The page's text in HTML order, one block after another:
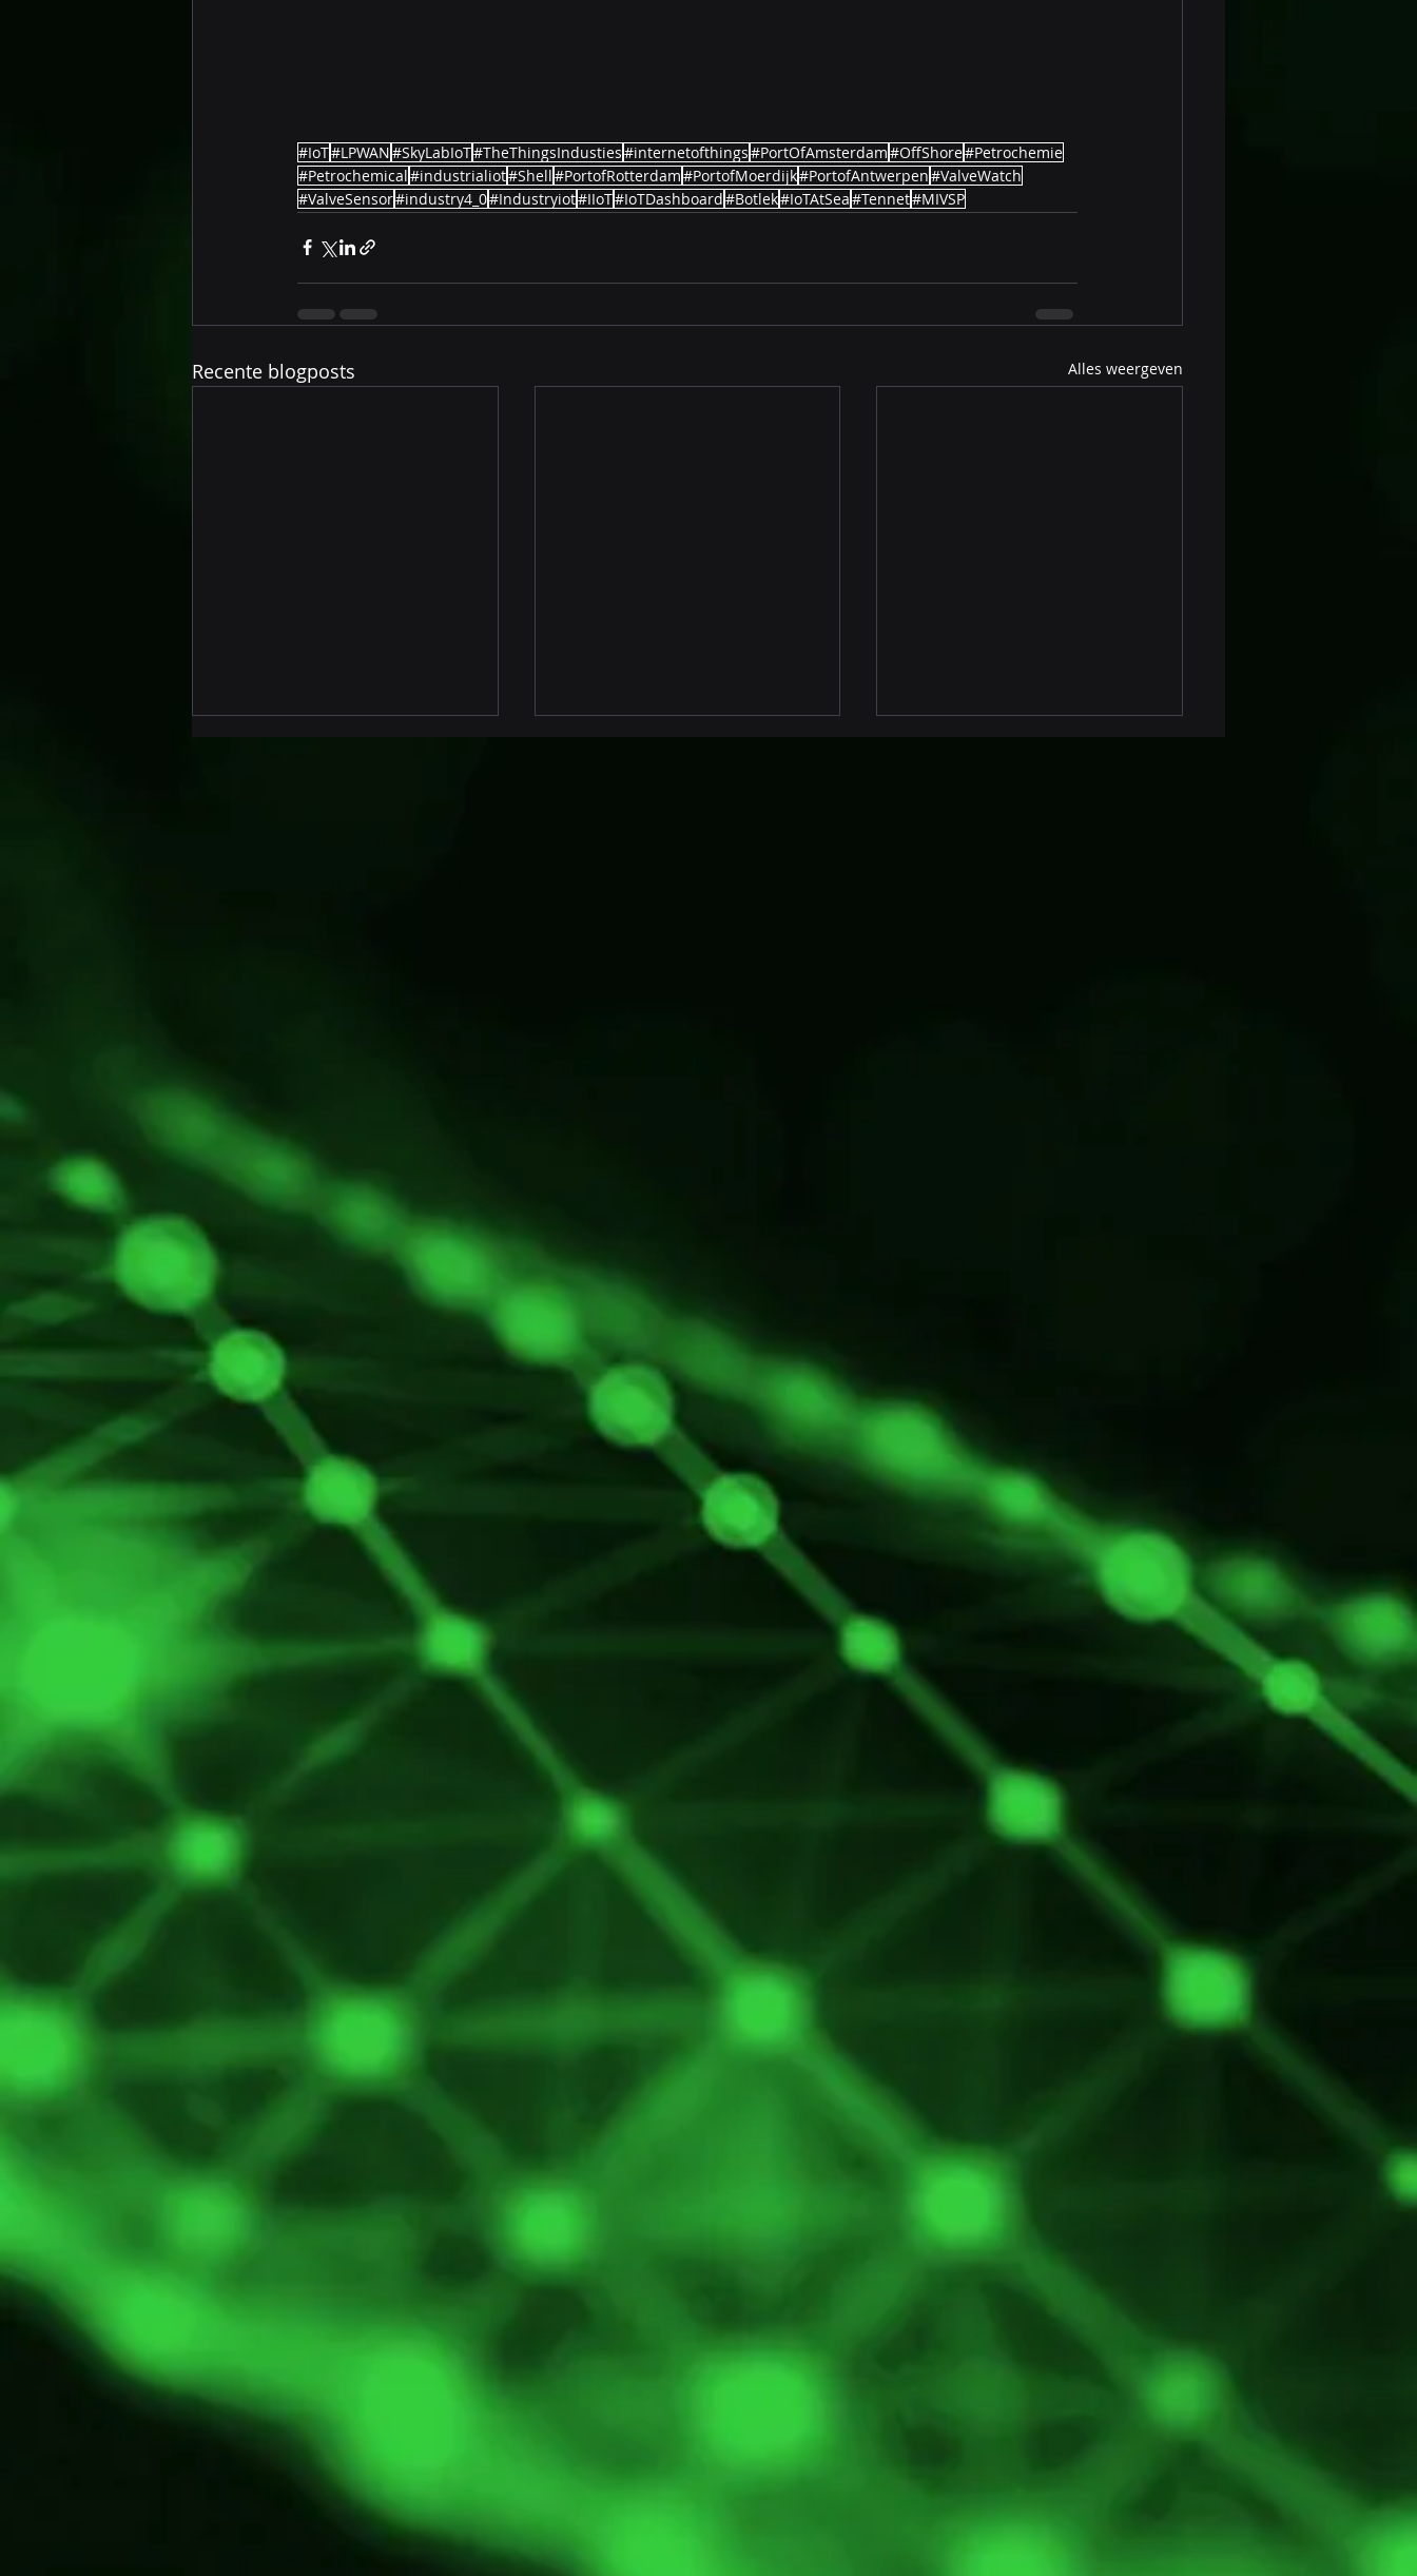
#IoT#LPWAN#SkyLabIoT#TheThingsIndusties#internetofthings#PortOfAmsterdam#OffShore#Petrochemie
#Petrochemical#industrialiot#Shell#PortofRotterdam#PortofMoerdijk#PortofAntwerpen#ValveWatch
#ValveSensor#industry4_0#Industryiot#IIoT#IoTDashboard#Botlek#IoTAtSea#Tennet#MIVSP
Recente blogposts Alles weergeven